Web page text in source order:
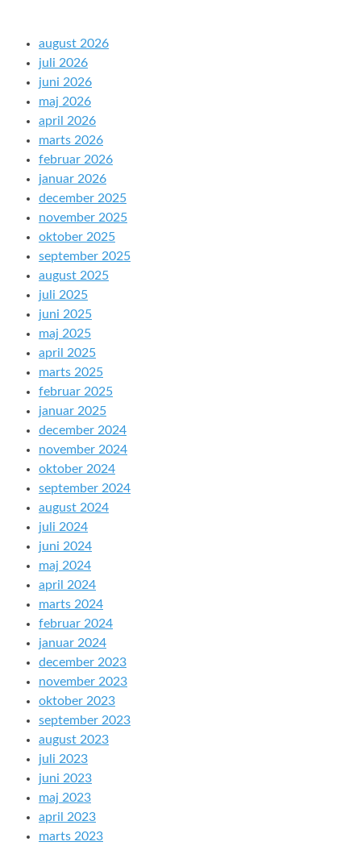
august 2026
juli 2026
juni 2026
maj 2026
april 2026
marts 2026
februar 2026
januar 2026
december 2025
november 2025
oktober 2025
september 2025
august 2025
juli 2025
juni 2025
maj 2025
april 2025
marts 2025
februar 2025
januar 2025
december 2024
november 2024
oktober 2024
september 2024
august 2024
juli 2024
juni 2024
maj 2024
april 2024
marts 2024
februar 2024
januar 2024
december 2023
november 2023
oktober 2023
september 2023
august 2023
juli 2023
juni 2023
maj 2023
april 2023
marts 2023